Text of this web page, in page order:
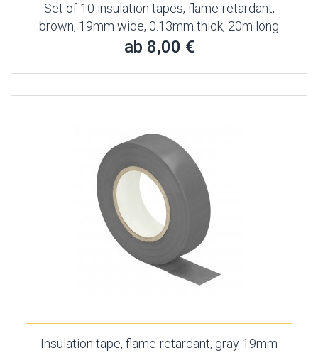
Set of 10 insulation tapes, flame-retardant,
brown, 19mm wide, 0.13mm thick, 20m long
ab 8,00 €
Insulation tape, flame-retardant, gray 19mm